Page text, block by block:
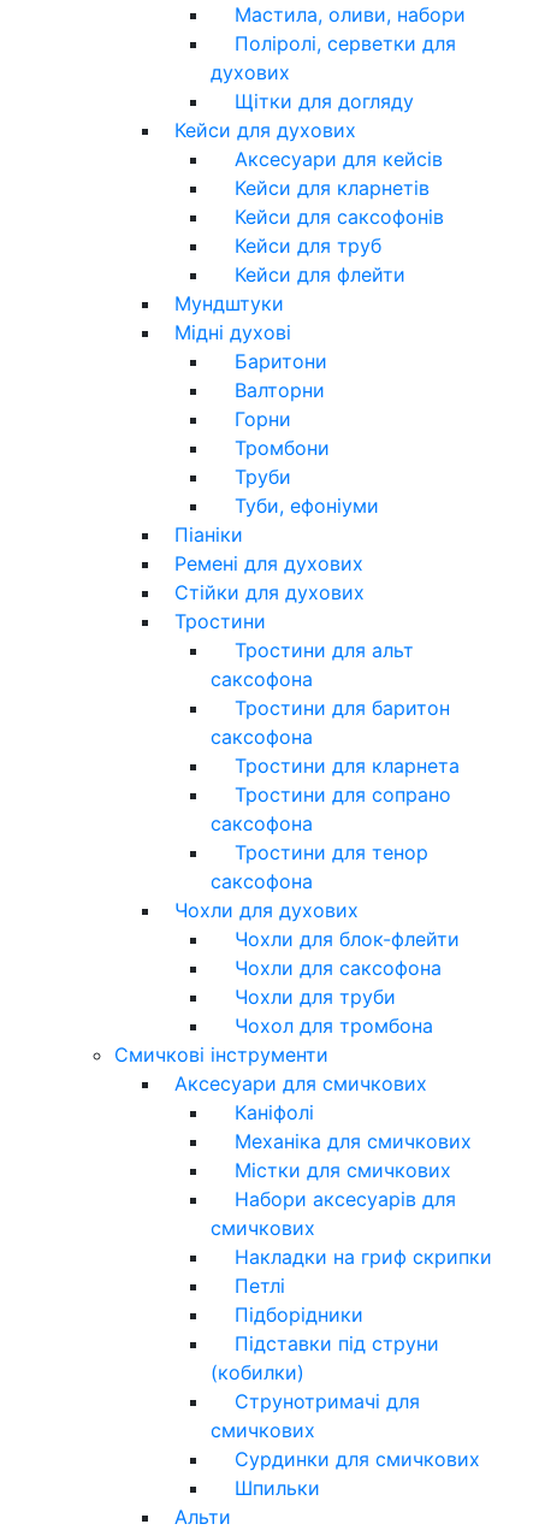
Мастила, оливи, набори
Поліролі, серветки для
духових
Щітки для догляду
Кейси для духових
Аксесуари для кейсів
Кейси для кларнетів
Кейси для саксофонів
Кейси для труб
Кейси для флейти
Мундштуки
Мідні духові
Баритони
Валторни
Горни
Тромбони
Труби
Туби, ефоніуми
Піаніки
Ремені для духових
Стійки для духових
Тростини
Тростини для альт
саксофона
Тростини для баритон
саксофона
Тростини для кларнета
Тростини для сопрано
саксофона
Тростини для тенор
саксофона
Чохли для духових
Чохли для блок-флейти
Чохли для саксофона
Чохли для труби
Чохол для тромбона
Смичкові інструменти
Аксесуари для смичкових
Каніфолі
Механіка для смичкових
Містки для смичкових
Набори аксесуарів для
смичкових
Накладки на гриф скрипки
Петлі
Підборідники
Підставки під струни
(кобилки)
Струнотримачі для
смичкових
Сурдинки для смичкових
Шпильки
Альти